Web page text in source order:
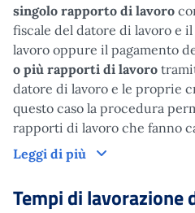
singolo rapporto di lavoro
fiscale del datore di lavoro e
lavoro oppure il pagamento
o più rapporti di lavoro
datore di lavoro e le proprie
questo caso la procedura
rapporti di lavoro che fanno
Leggi di più
Come funziona
Tempi di lavorazione